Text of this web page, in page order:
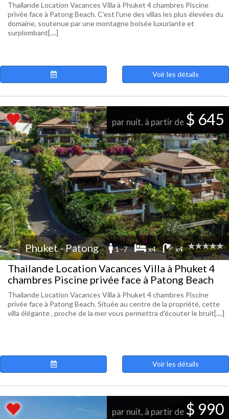
Thailande Location Vacances Villa à Phuket 4 chambres Piscine
privée face à Patong Beach. C'est l'une des villas les plus élevées du
domaine, soutenue par une montagne boisée luxuriante et
surplombant[....]
Voir les détails
par nuit, à partir de $ 645
Phuket - Patong 1 -7 x4 x4
Thailande Location Vacances Villa à Phuket 4
chambres Piscine privée face à Patong Beach
Thailande Location Vacances Villa à Phuket 4 chambres Piscine
privée face à Patong Beach. Située au centre de la propriété, cette
villa élégante , proche de la mer vous permettra d'écouter le bruit[....]
Voir les détails
par nuit, à partir de $ 990